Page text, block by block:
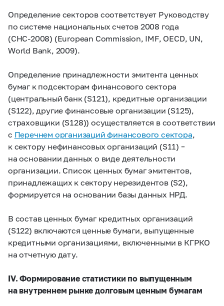
Определение секторов соответствует Руководству
по системе национальных счетов 2008 года
(СНС-2008) (European Commission, IMF, OECD, UN,
World Bank, 2009).
Определение принадлежности эмитента ценных
бумаг к подсекторам финансового сектора
(центральный банк (S121), кредитные организации
(S122), другие финансовые организации (S125),
страховщики (S128)) осуществляется в соответствии
с Перечнем организаций финансового сектора,
к сектору нефинансовых организаций (S11) –
на основании данных о виде деятельности
организации. Список ценных бумаг эмитентов,
принадлежащих к сектору нерезидентов (S2),
формируется на основании базы данных НРД.
В состав ценных бумаг кредитных организаций
(S122) включаются ценные бумаги, выпущенные
кредитными организациями, включенными в КГРКО
на отчетную дату.
IV. Формирование статистики по выпущенным
на внутреннем рынке долговым ценным бумагам